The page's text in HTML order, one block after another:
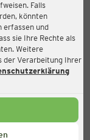
Falls
könnten
erfassen und
sie Ihre Rechte als
Weitere
der Verarbeitung Ihrer